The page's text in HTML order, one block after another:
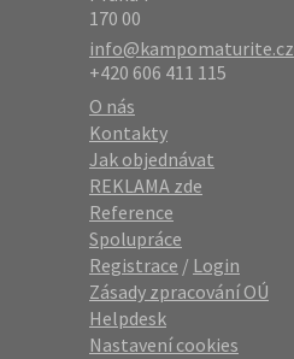
170 00
info@kampomaturite.cz
+420 606 411 115
O nás
Kontakty
Jak objednávat
REKLAMA zde
Reference
Spolupráce
Registrace / Login
Zásady zpracování OÚ
Helpdesk
Nastavení cookies